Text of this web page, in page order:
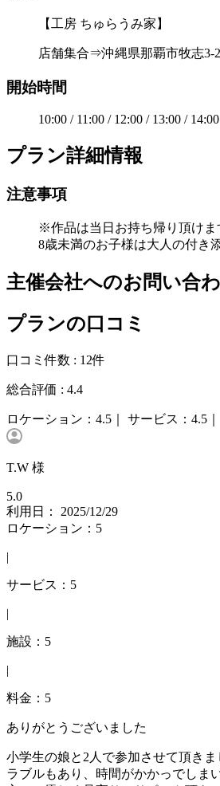
【工房 ちゅらうみ家】
店舗集合⇒沖縄県那覇市牧志3-
開始時間
10:00 / 11:00 / 12:00 / 13:00 /
プラン詳細情報
注意事項
※作品は当日お持ち帰り頂けま
8歳未満のお子様は大人の付き
主催会社へのお問い合
プランの口コミ
口コミ件数 : 12件
総合評価 : 4.4
ロケーション： 4.5｜ サービス： 4.5｜
T.W 様
5.0
利用日： 2025/12/29
ロケーション：5
|
サービス：5
|
施設：5
|
料金：5
ありがとうございました
小学生の娘と2人で参加させて頂き
ラブルもあり、時間がかかっでしま